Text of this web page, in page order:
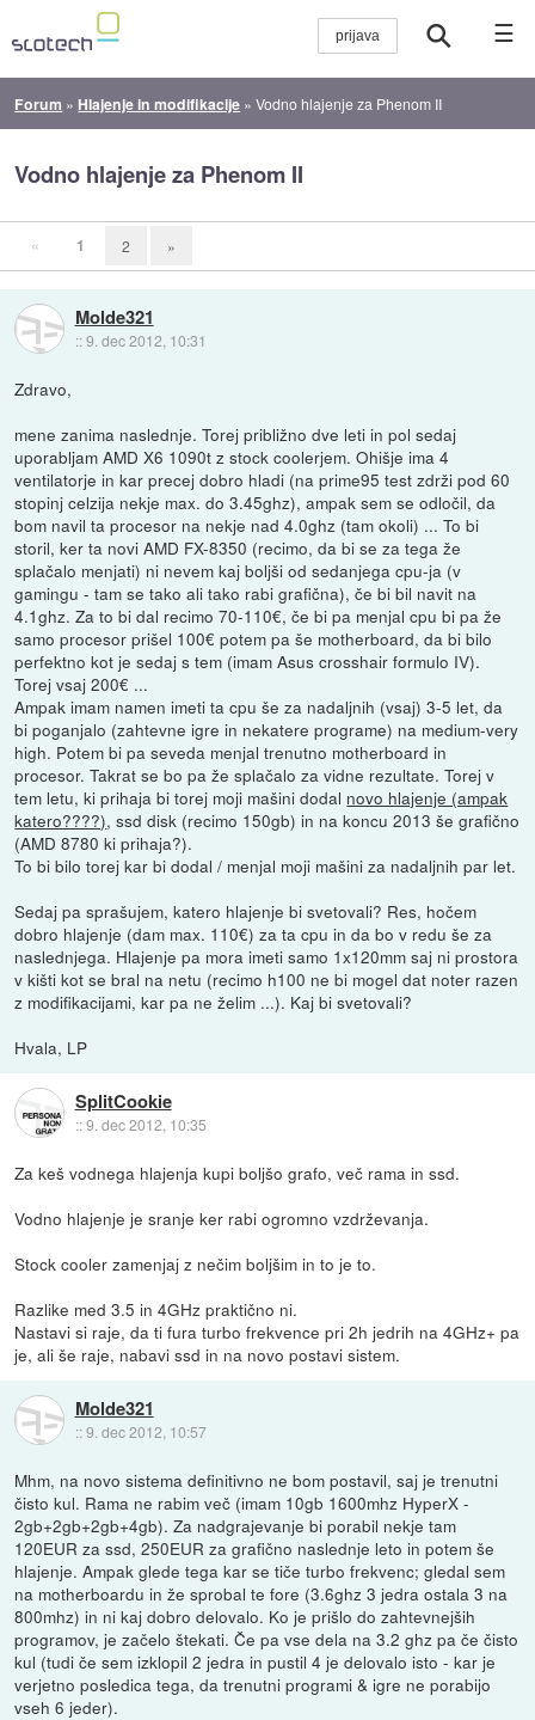
☰
Forum » Hlajenje in modifikacije »Vodno hlajenje za Phenom II
Vodno hlajenje za Phenom II
« 1 2 »
Molde321
::9. dec 2012, 10:31
Zdravo,
mene zanima naslednje. Torej približno dve leti in pol sedaj
uporabljam AMD X6 1090t z stock coolerjem. Ohišje ima 4
ventilatorje in kar precej dobro hladi (na prime95 test zdrži pod 60
stopinj celzija nekje max. do 3.45ghz), ampak sem se odločil, da
bom navil ta procesor na nekje nad 4.0ghz (tam okoli) ... To bi
storil, ker ta novi AMD FX-8350 (recimo, da bi se za tega že
splačalo menjati) ni nevem kaj boljši od sedanjega cpu-ja (v
gamingu - tam se tako ali tako rabi grafična), če bi bil navit na
4.1ghz. Za to bi dal recimo 70-110€, če bi pa menjal cpu bi pa že
samo procesor prišel 100€ potem pa še motherboard, da bi bilo
perfektno kot je sedaj s tem (imam Asus crosshair formulo IV).
Torej vsaj 200€ ...
Ampak imam namen imeti ta cpu še za nadaljnih (vsaj) 3-5 let, da
bi poganjalo (zahtevne igre in nekatere programe) na medium-very
high. Potem bi pa seveda menjal trenutno motherboard in
procesor. Takrat se bo pa že splačalo za vidne rezultate. Torej v
tem letu, ki prihaja bi torej moji mašini dodal novo hlajenje (ampak
katero????), ssd disk (recimo 150gb) in na koncu 2013 še grafično
(AMD 8780 ki prihaja?).
To bi bilo torej kar bi dodal / menjal moji mašini za nadaljnih par let.
Sedaj pa sprašujem, katero hlajenje bi svetovali? Res, hočem
dobro hlajenje (dam max. 110€) za ta cpu in da bo v redu še za
naslednjega. Hlajenje pa mora imeti samo 1x120mm saj ni prostora
v kišti kot se bral na netu (recimo h100 ne bi mogel dat noter razen
z modifikacijami, kar pa ne želim ...). Kaj bi svetovali?
Hvala, LP
SplitCookie
::9. dec 2012, 10:35
Za keš vodnega hlajenja kupi boljšo grafo, več rama in ssd.
Vodno hlajenje je sranje ker rabi ogromno vzdrževanja.
Stock cooler zamenjaj z nečim boljšim in to je to.
Razlike med 3.5 in 4GHz praktično ni.
Nastavi si raje, da ti fura turbo frekvence pri 2h jedrih na 4GHz+ pa
je, ali še raje, nabavi ssd in na novo postavi sistem.
Molde321
::9. dec 2012, 10:57
Mhm, na novo sistema definitivno ne bom postavil, saj je trenutni
čisto kul. Rama ne rabim več (imam 10gb 1600mhz HyperX -
2gb+2gb+2gb+4gb). Za nadgrajevanje bi porabil nekje tam
120EUR za ssd, 250EUR za grafično naslednje leto in potem še
hlajenje. Ampak glede tega kar se tiče turbo frekvenc; gledal sem
na motherboardu in že sprobal te fore (3.6ghz 3 jedra ostala 3 na
800mhz) in ni kaj dobro delovalo. Ko je prišlo do zahtevnejših
programov, je začelo štekati. Če pa vse dela na 3.2 ghz pa če čisto
kul (tudi če sem izklopil 2 jedra in pustil 4 je delovalo isto - kar je
verjetno posledica tega, da trenutni programi & igre ne porabijo
vseh 6 jeder).